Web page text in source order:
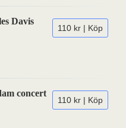
110 kr | Köp
Davis
110 kr | Köp
concert